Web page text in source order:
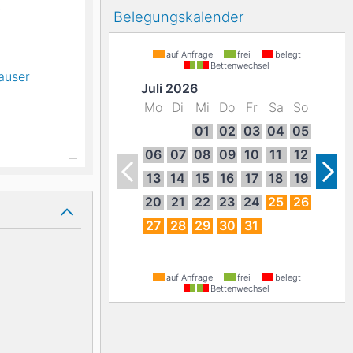
Belegungskalender
auf Anfrage frei
belegt
Bettenwechsel
Juli 2026
Mo
Di Mi Do Fr Sa
So
01
02 03 04 05
06 07 08 09 10 11
12
13
14 15 16 17 18
19
20
21 22 23 24 25
26
27
28 29 30 31
auf Anfrage frei
belegt
Bettenwechsel